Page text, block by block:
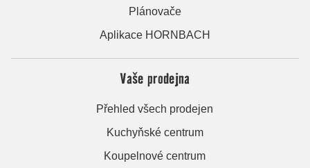
Plánovače
Aplikace HORNBACH
Vaše prodejna
Přehled všech prodejen
Kuchyňské centrum
Koupelnové centrum